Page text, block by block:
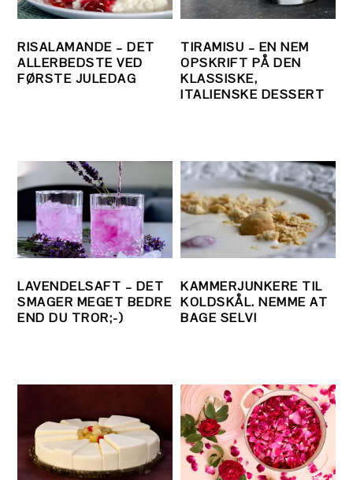
RISALAMANDE – DET
ALLERBEDSTE VED
FØRSTE JULEDAG
TIRAMISU – EN NEM
OPSKRIFT PÅ DEN
KLASSISKE,
ITALIENSKE DESSERT
LAVENDELSAFT – DET
SMAGER MEGET BEDRE
END DU TROR;-)
KAMMERJUNKERE TIL
KOLDSKÅL. NEMME AT
BAGE SELV!